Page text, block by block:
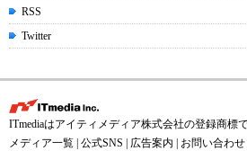
RSS
Twitter
ITmediaはアイティメディア株式会社の登録商標で
メディア一覧 公式SNS 広告案内 お問い合わせ